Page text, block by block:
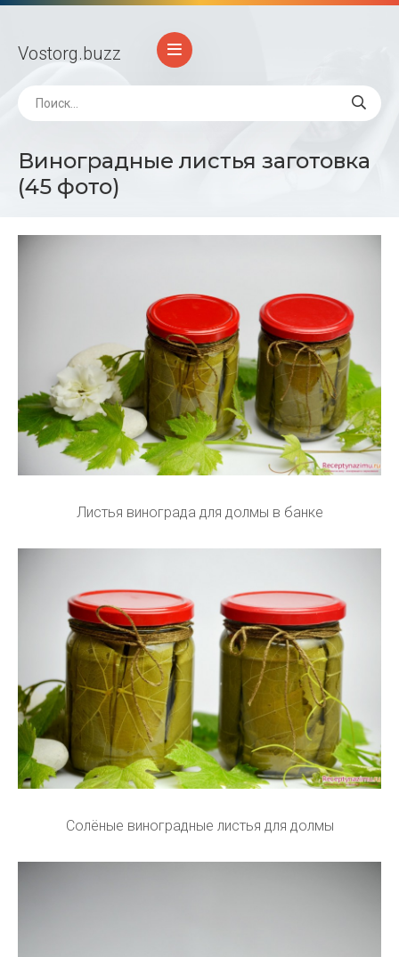
Vostorg.buzz
Виноградные листья заготовка
(45 фото)
Листья винограда для долмы в банке
Солёные виноградные листья для долмы